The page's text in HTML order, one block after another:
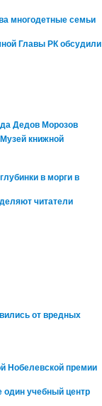
многодетные семьи
Главы РК обсудили
Дедов Морозов
книжной
в морги в
читатели
от вредных
Нобелевской премии
один учебный центр